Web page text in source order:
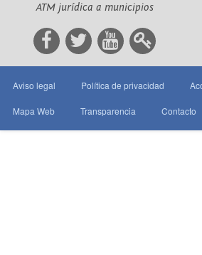
ATM jurídica a municipios
Aviso legal Política de privacidad
Mapa Web Transparencia Contacto